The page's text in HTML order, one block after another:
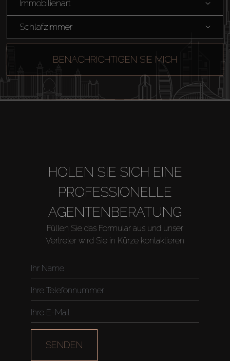
Kaufen
Miete
Immobilienart
Schlafzimmer
BENACHRICHTIGEN SIE MICH
HOLEN SIE SICH EINE
PROFESSIONELLE
AGENTENBERATUNG
Füllen Sie das Formular aus und unser
Vertreter wird Sie in Kürze kontaktieren
SENDEN